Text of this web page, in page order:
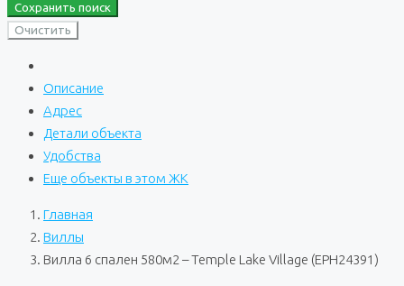
Сохранить поиск
Очистить
Описание
Адрес
Детали объекта
Удобства
Еще объекты в этом ЖК
Главная
Виллы
Вилла 6 спален 580м2 – Temple Lake Village (EPH24391)